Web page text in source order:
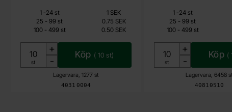
Art. nr
4031 0004
Lagervara, 1277 st
0.25 SEK
Inklusive 25% moms
Enhet:
st
+
-
Köp ( 10 st)
Mängdrabatt
Pris /st
1 -till
24 st
1 SEK
25 - till
99 st
0.75 SEK
100 -till499 st 0.50 SEK
Art. nr
4081 0510
Lagervara, 6458 st
0.15 SEK
Inklusive 25% moms
Enhet:
st
+
-
Köp (
Mängdrabatt
Pris /st
1 -till
24 st
25 - till
99 st
100 -till499 st